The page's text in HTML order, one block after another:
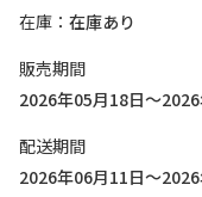
在庫
在庫あり
販売期間
2026年05月18日～
配送期間
2026年06月11日～